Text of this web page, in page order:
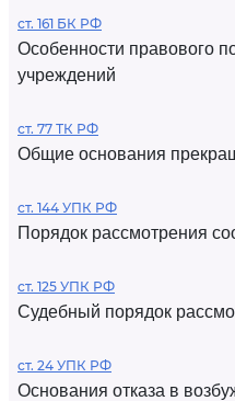
ст. 161 БК РФ
Особенности правового
учреждений
ст. 77 ТК РФ
Общие основания
ст. 144 УПК РФ
Порядок рассмотрения
ст. 125 УПК РФ
Судебный порядок
ст. 24 УПК РФ
Основания отказа в